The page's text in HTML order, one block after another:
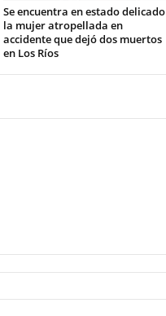
Se encuentra en estado delicado
la mujer atropellada en
accidente que dejó dos muertos
en Los Ríos